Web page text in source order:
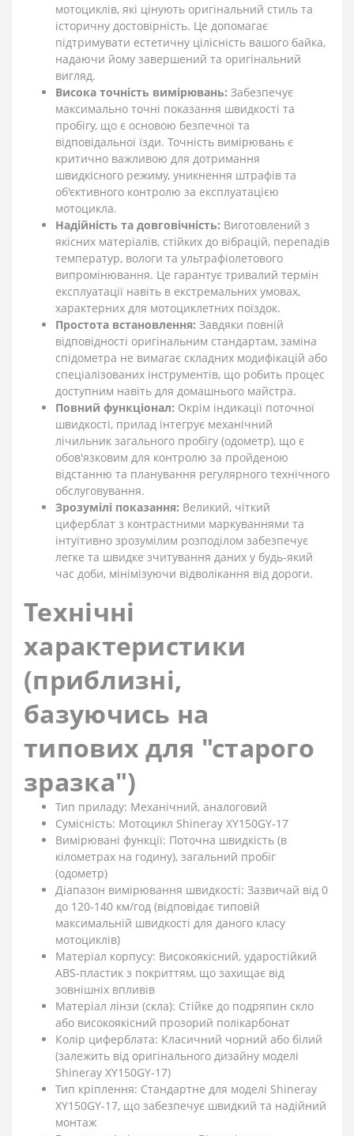
мотоциклів, які цінують оригінальний стиль та
історичну достовірність. Це допомагає
підтримувати естетичну цілісність вашого байка,
надаючи йому завершений та оригінальний
вигляд.
Висока точність вимірювань: Забезпечує
максимально точні показання швидкості та
пробігу, що є основою безпечної та
відповідальної їзди. Точність вимірювань є
критично важливою для дотримання
швидкісного режиму, уникнення штрафів та
об'єктивного контролю за експлуатацією
мотоцикла.
Надійність та довговічність: Виготовлений з
якісних матеріалів, стійких до вібрацій, перепадів
температур, вологи та ультрафіолетового
випромінювання. Це гарантує тривалий термін
експлуатації навіть в екстремальних умовах,
характерних для мотоциклетних поїздок.
Простота встановлення: Завдяки повній
відповідності оригінальним стандартам, заміна
спідометра не вимагає складних модифікацій або
спеціалізованих інструментів, що робить процес
доступним навіть для домашнього майстра.
Повний функціонал: Окрім індикації поточної
швидкості, прилад інтегрує механічний
лічильник загального пробігу (одометр), що є
обов'язковим для контролю за пройденою
відстанню та планування регулярного технічного
обслуговування.
Зрозумілі показання: Великий, чіткий
циферблат з контрастними маркуваннями та
інтуїтивно зрозумілим розподілом забезпечує
легке та швидке зчитування даних у будь-який
час доби, мінімізуючи відволікання від дороги.
Технічні
характеристики
(приблизні,
базуючись на
типових для "старого
зразка")
Тип приладу: Механічний, аналоговий
Сумісність: Мотоцикл Shineray XY150GY-17
Вимірювані функції: Поточна швидкість (в
кілометрах на годину), загальний пробіг
(одометр)
Діапазон вимірювання швидкості: Зазвичай від 0
до 120-140 км/год (відповідає типовій
максимальній швидкості для даного класу
мотоциклів)
Матеріал корпусу: Високоякісний, ударостійкий
ABS-пластик з покриттям, що захищає від
зовнішніх впливів
Матеріал лінзи (скла): Стійке до подряпин скло
або високоякісний прозорий полікарбонат
Колір циферблата: Класичний чорний або білий
(залежить від оригінального дизайну моделі
Shineray XY150GY-17)
Тип кріплення: Стандартне для моделі Shineray
XY150GY-17, що забезпечує швидкий та надійний
монтаж